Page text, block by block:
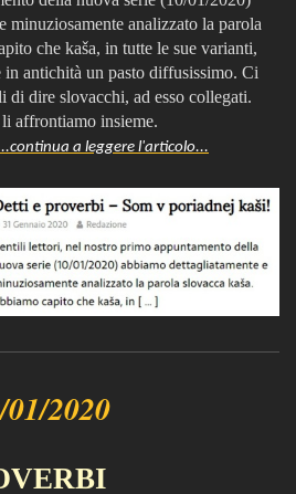
minuziosamente analizzato la parola
che kaša, in tutte le sue varianti,
in antichità un pasto diffusissimo. Ci
di dire slovacchi, ad esso collegati.
affrontiamo insieme.
a leggere l'articolo...
2020